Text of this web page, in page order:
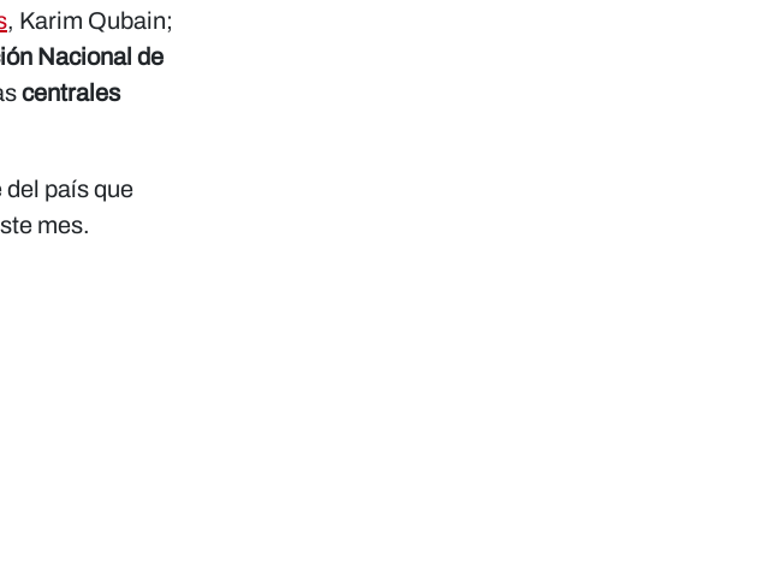
, Karim Qubain;
Nacional de
centrales
país que
mes.